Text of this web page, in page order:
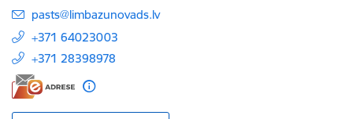
E-pasts:
pasts@limbazunovads.lv
+371 64023003
+371 28398978